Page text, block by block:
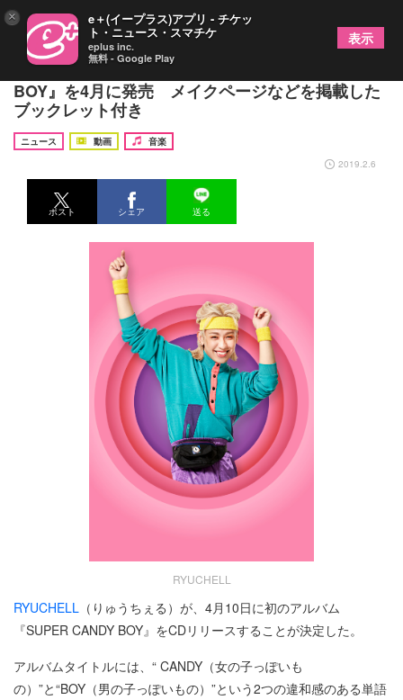
RYUCHELL 初のアルバム『SUPER CANDY
BOY』を4月に発売 メイクページなどを掲載した
ブックレット付き
ニュース 動画
音楽
2019.2.6
ポスト シェア 送る
RYUCHELL
RYUCHELL （りゅうちぇる）が、4月10日に初のアルバム
『SUPER CANDY BOY』をCDリリースすることが決定した。
アルバムタイトルには、“ CANDY（女の子っぽいも
の）”と“BOY（男の子っぽいもの）”という2つの違和感のある単語
× e＋(イープラス)アプリ - チケッ
ト・ニュース・スマチケ
eplus inc.
無料 - Google Play
表示